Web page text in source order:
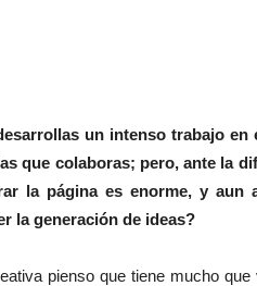
un intenso trabajo
que colaboras; pero, ante la
la página es enorme, y aun
la generación de ideas?
pienso que tiene mucho